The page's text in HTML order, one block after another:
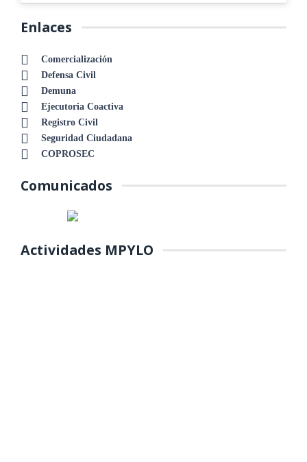
Enlaces
Comercialización
Defensa Civil
Demuna
Ejecutoria Coactiva
Registro Civil
Seguridad Ciudadana
COPROSEC
Comunicados
Actividades MPYLO